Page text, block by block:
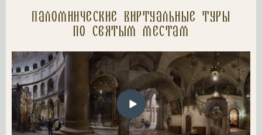
Паломнические Виртуальные туры
по святым местам